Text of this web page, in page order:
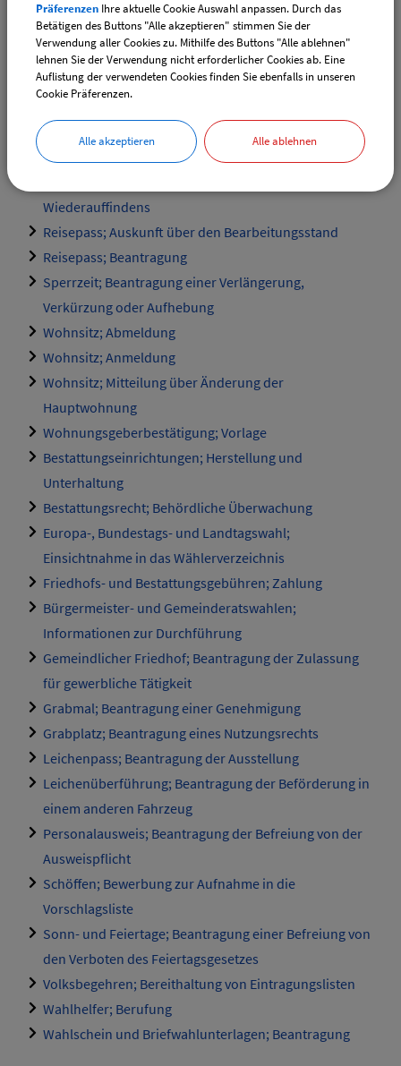
Personalausweis; Auskunft über den
Bearbeitungsstand
Personalausweis; Beantragung
Personalausweis; Sperrung und Entsperrung der
Reisegewerbe; Anzeige einer nicht erlaubnispflichtigen
Tätigkeit
Wiederauffindens
Reisepass; Auskunft über den Bearbeitungsstand
Reisepass; Beantragung
Sperrzeit; Beantragung einer Verlängerung,
Verkürzung oder Aufhebung
Wohnsitz; Abmeldung
Wohnsitz; Anmeldung
Wohnsitz; Mitteilung über Änderung der
Hauptwohnung
Wohnungsgeberbestätigung; Vorlage
Bestattungseinrichtungen; Herstellung und
Unterhaltung
Bestattungsrecht; Behördliche Überwachung
Europa-, Bundestags- und Landtagswahl;
Einsichtnahme in das Wählerverzeichnis
Friedhofs- und Bestattungsgebühren; Zahlung
Bürgermeister- und Gemeinderatswahlen;
Informationen zur Durchführung
Gemeindlicher Friedhof; Beantragung der Zulassung
für gewerbliche Tätigkeit
Grabmal; Beantragung einer Genehmigung
Grabplatz; Beantragung eines Nutzungsrechts
Leichenpass; Beantragung der Ausstellung
Leichenüberführung; Beantragung der Beförderung in
einem anderen Fahrzeug
Personalausweis; Beantragung der Befreiung von der
Ausweispflicht
Schöffen; Bewerbung zur Aufnahme in die
Vorschlagsliste
Sonn- und Feiertage; Beantragung einer Befreiung von
den Verboten des Feiertagsgesetzes
Volksbegehren; Bereithaltung von Eintragungslisten
Wahlhelfer; Berufung
Wahlschein und Briefwahlunterlagen; Beantragung
Präferenzen Ihre aktuelle Cookie Auswahl anpassen. Durch das
Betätigen des Buttons "Alle akzeptieren" stimmen Sie der
Verwendung aller Cookies zu. Mithilfe des Buttons "Alle ablehnen"
lehnen Sie der Verwendung nicht erforderlicher Cookies ab. Eine
Auflistung der verwendeten Cookies finden Sie ebenfalls in unseren
Cookie Präferenzen.
Alle akzeptieren Alle ablehnen